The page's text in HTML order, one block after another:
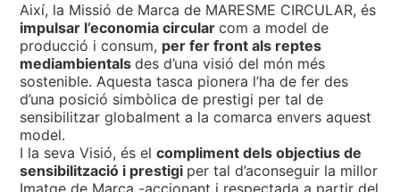
Així, la Missió de Marca de MARESME CIRCULAR, és
impulsar l’economia circularcom a model de
producció i consum, per fer front als reptes
mediambientalsdes d’una visió del món més
sostenible. Aquesta tasca pionera l’ha de fer des
d’una posició simbòlica de prestigi per tal de
sensibilitzar globalment a la comarca envers aquest
model.
I la seva Visió, és elcompliment dels objectius de
sensibilització i prestigi per tal d’aconseguir la millor